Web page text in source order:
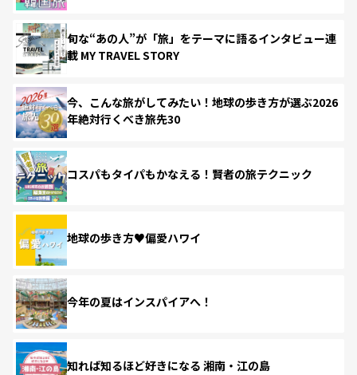
旬な“あの人”が「旅」をテーマに語るインタビュー連
載 MY TRAVEL STORY
今、こんな旅がしてみたい！地球の歩き方が選ぶ2026
年絶対行くべき旅先30
コスパもタイパもかなえる！賢者の旅テクニック
地球の歩き方♥偏愛ハワイ
今年の夏はインスパイアへ！
知れば知るほど好きになる 湘南・江の島